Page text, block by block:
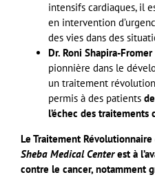
intensifs cardiaques, il
en intervention
des vies dans des
Dr. Roni Shapira-Fromer
pionnière dans le
un traitement
permis à des patients
l’échec des traitements
Le Traitement Révolutionnaire
Sheba Medical Centerest à
contre le cancer, notamment